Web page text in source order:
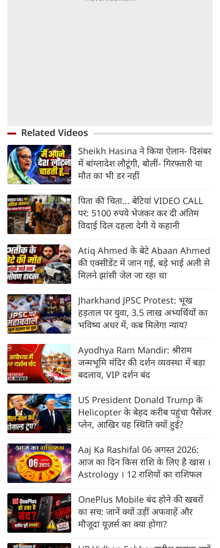
Related Videos
Sheikh Hasina ने किया ऐलान- दिसंबर
में बांग्लादेश लौटूंगी, बोलीं- गिरफ्तारी या
मौत का भी डर नहीं
पिता की चिता... बेटियां VIDEO CALL
पर: 5100 रुपये भेजकर कर दी अंतिम
विदाई दिल दहला देगी ये कहानी
Atiq Ahmed के बेटे Abaan Ahmed
की एक्सीडेंट में जान गई, बड़े भाई अली से
मिलने झांसी जेल जा रहा था
Jharkhand JPSC Protest: भूख
हड़ताल पर युवा, 3.5 लाख अभ्यर्थियों का
भविष्य अधर में, कब मिलेगा न्याय?
Ayodhya Ram Mandir: श्रीराम
जन्मभूमि मंदिर की दर्शन व्यवस्था में बड़ा
बदलाव, VIP दर्शन बंद
US President Donald Trump के
Helicopter के बेहद करीब पहुंचा पैसेंजर
प्लेन, आखिर यह स्थिति क्यों हुई?
Aaj Ka Rashifal 06 अगस्त 2026:
आज का दिन किस राशि के लिए है खास ।
Astrology । 12 राशियों का राशिफल
OnePlus Mobile बंद होने की खबरों
का सच: जानें क्यों उड़ीं अफवाहें और
मौजूदा यूज़र्स का क्या होगा?